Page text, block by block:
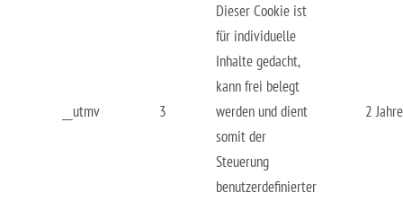
__utmv 3
Dieser Cookie ist
für individuelle
Inhalte gedacht,
kann frei belegt
werden und dient
somit der
Steuerung
benutzerdefinierter
2 Jahre